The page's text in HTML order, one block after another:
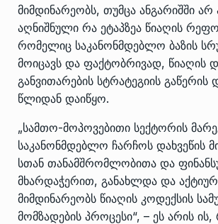
მიმდინარეობს, თუმცა ანგარიშში არ
აღნიშნული რა ეტაპზეა წიაღის
რომელიც საკანონმდებლო ბაზის
მოიცავს და ფაქტობრივად, წიაღის
განვითარების სტრატეგიის გაწერის
წლიდან დაიწყო.
„სამთო-მოპოვებითი სექტორის
საკანონმდებლო ჩარჩოს დახვეწის
სთან თანამშრომლობითა და
მხარდაჭერით, განახლდა და
მიმდინარეობს წიაღის კოდექსის
მომზადების პროცესი“, – ეს არის